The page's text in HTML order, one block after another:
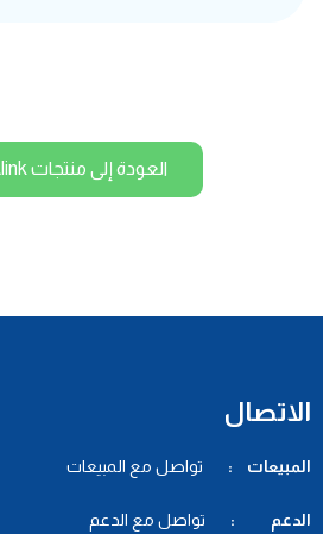
العودة إلى منتجات Yealink
الاتصال
المبيعات : تواصل مع المبيعات
الدعم : تواصل مع الدعم